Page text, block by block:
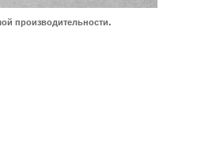
производительности.